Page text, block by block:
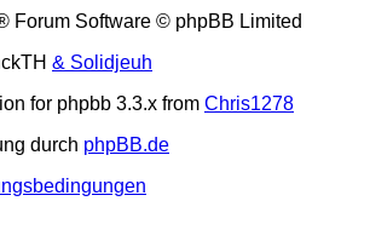
Forum Software © phpBB Limited
& Solidjeuh
for phpbb 3.3.x from Chris1278
durch phpBB.de